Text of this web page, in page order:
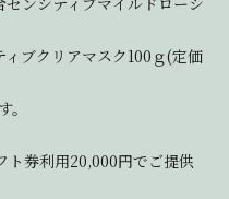
ブクリアマスク100ｇ(定価
ト券利用20,000円でご提供